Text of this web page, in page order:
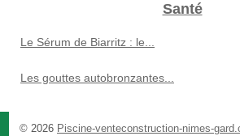
Santé
Le Sérum de Biarritz : le...
Les gouttes autobronzantes...
© 2026 Piscine-venteconstruction-nimes-